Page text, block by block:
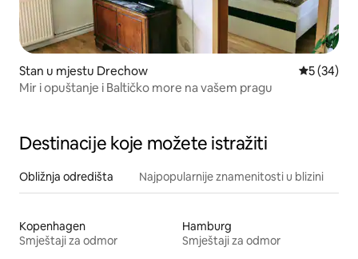
Stan u mjestu Drechow Prosječna
5 (34)
Mir i opuštanje i Baltičko more na vašem pragu
Destinacije koje možete istražiti
Obližnja odredišta Najpopularnije znamenitosti u blizini
Kopenhagen
Smještaji za odmor
Hamburg
Smještaji za odmor